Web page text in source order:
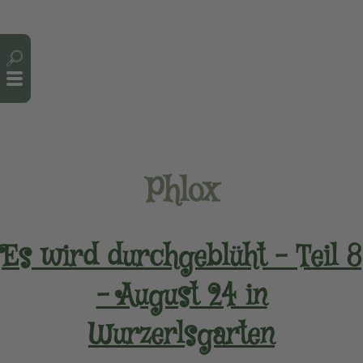
Phlox
Es wird durchgeblüht – Teil 8
– August 24 in
Wurzerlsgarten